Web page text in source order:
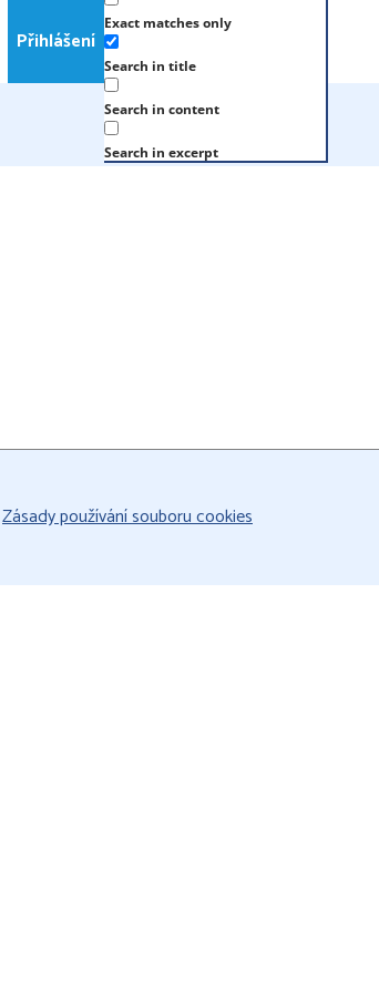
Přihlášení
Exact matches only
Search in title
Search in content
Search in excerpt
Zásady používání souboru cookies